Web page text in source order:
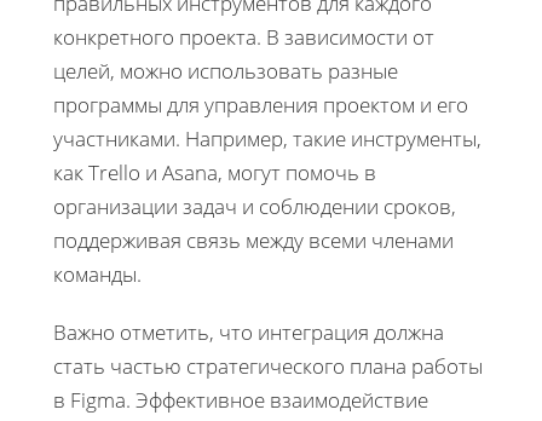
конкретного проекта. В зависимости от
целей, можно использовать разные
программы для управления проектом и его
участниками. Например, такие инструменты,
как Trello и Asana, могут помочь в
организации задач и соблюдении сроков,
поддерживая связь между всеми членами
команды.
Важно отметить, что интеграция должна
стать частью стратегического плана работы
в Figma. Эффективное взаимодействие